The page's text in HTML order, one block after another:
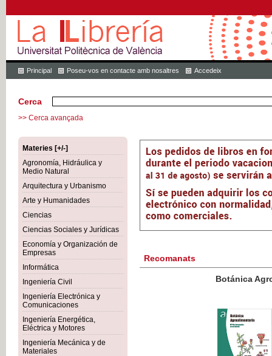
Principal Poseu-vos en contacte amb nosaltres Accedeix
Cerca
>> Cerca avançada
Materies [+/-]
Agronomía, Hidráulica y
Medio Natural
Arquitectura y Urbanismo
Arte y Humanidades
Ciencias
Ciencias Sociales y Jurídicas
Economía y Organización de
Empresas
Informática
Ingeniería Civil
Ingeniería Electrónica y
Comunicaciones
Ingeniería Energética,
Eléctrica y Motores
Ingeniería Mecánica y de
Materiales
Recomanats
Botánica Agroalimentaria
IVA